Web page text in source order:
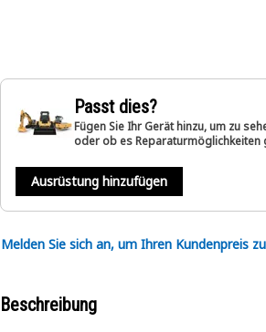
Passt dies?
Fügen Sie Ihr Gerät hinzu, um zu
oder ob es Reparaturmöglichkeiten
Ausrüstung hinzufügen
Melden Sie sich an, um Ihren Kundenpreis
Beschreibung